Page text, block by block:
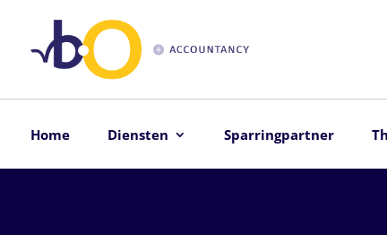
Home Diensten Sparringpartner